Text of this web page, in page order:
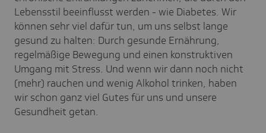
Lebensstil beeinflusst werden - wie Diabetes. Wir
können sehr viel dafür tun, um uns selbst lange
gesund zu halten: Durch gesunde Ernährung,
regelmäßige Bewegung und einen konstruktiven
Umgang mit Stress. Und wenn wir dann noch nicht
(mehr) rauchen und wenig Alkohol trinken, haben
wir schon ganz viel Gutes für uns und unsere
Gesundheit getan.